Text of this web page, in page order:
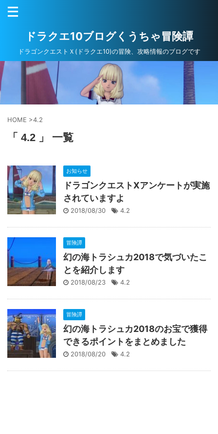
ドラクエ10ブログくうちゃ冒険譚
ドラゴンクエストＸ(ドラクエ10)の冒険、攻略情報のブログです
HOME >4.2
「 4.2 」 一覧
お知らせ
ドラゴンクエストXアンケートが実施
されていますよ
2018/08/30 4.2
冒険譚
幻の海トラシュカ2018で気づいたこ
とを紹介します
2018/08/23 4.2
冒険譚
幻の海トラシュカ2018のお宝で獲得
できるポイントをまとめました
2018/08/20 4.2